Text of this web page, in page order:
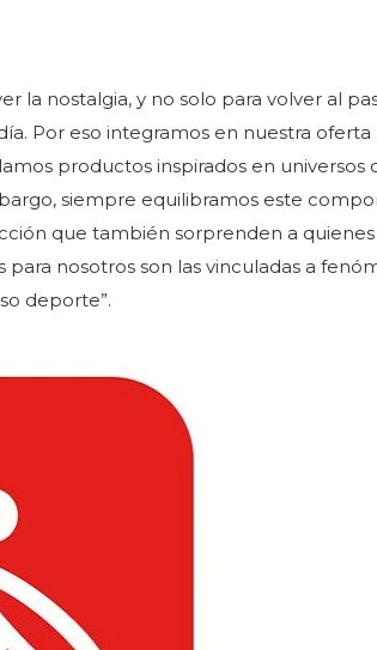
la nostalgia, y no solo para volver al
Por eso integramos en nuestra oferta
productos inspirados en universos
siempre equilibramos este
que también sorprenden a quienes
nosotros son las vinculadas a
deporte”.